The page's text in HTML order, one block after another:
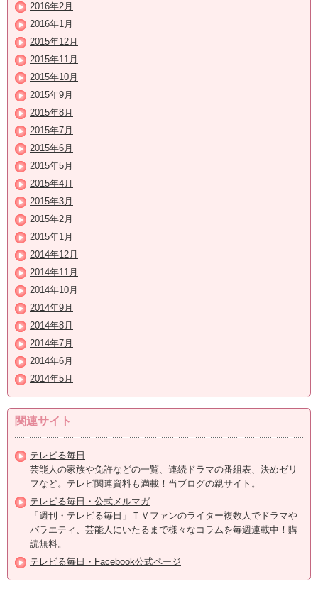
2016年2月
2016年1月
2015年12月
2015年11月
2015年10月
2015年9月
2015年8月
2015年7月
2015年6月
2015年5月
2015年4月
2015年3月
2015年2月
2015年1月
2014年12月
2014年11月
2014年10月
2014年9月
2014年8月
2014年7月
2014年6月
2014年5月
関連サイト
テレビる毎日
芸能人の家族や免許などの一覧、連続ドラマの番組表、決めゼリ
フなど。テレビ関連資料も満載！当ブログの親サイト。
テレビる毎日・公式メルマガ
「週刊・テレビる毎日」ＴＶファンのライター複数人でドラマや
バラエティ、芸能人にいたるまで様々なコラムを毎週連載中！購
読無料。
テレビる毎日・Facebook公式ページ